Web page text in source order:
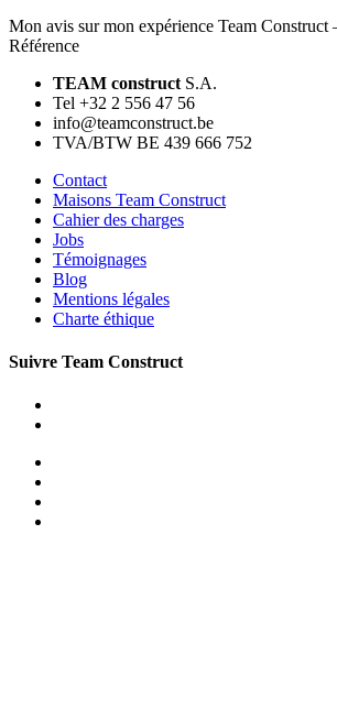
Mon avis sur mon expérience Team Construct
Référence
TEAM construct S.A.
Tel +32 2 556 47 56
info@teamconstruct.be
TVA/BTW BE 439 666 752
Contact
Maisons Team Construct
Cahier des charges
Jobs
Témoignages
Blog
Mentions légales
Charte éthique
Suivre Team Construct